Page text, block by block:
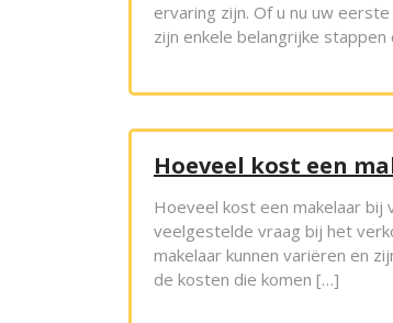
ervaring zijn. Of u nu uw
zijn enkele belangrijke
Hoeveel kost een
Hoeveel kost een makelaar bij
veelgestelde vraag bij het
makelaar kunnen variëren en
de kosten die komen […]